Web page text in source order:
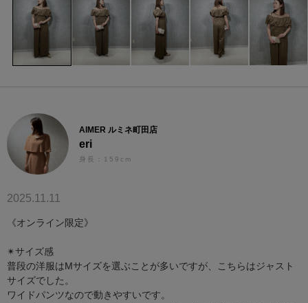
AIMER ルミネ町田店
eri
身長：159cm
2025.11.11
《オンライン限定》
✴︎サイズ感
普段の洋服はMサイズを選ぶことが多いですが、こちらはジャスト
サイズでした。
ワイドパンツなので動きやすいです。